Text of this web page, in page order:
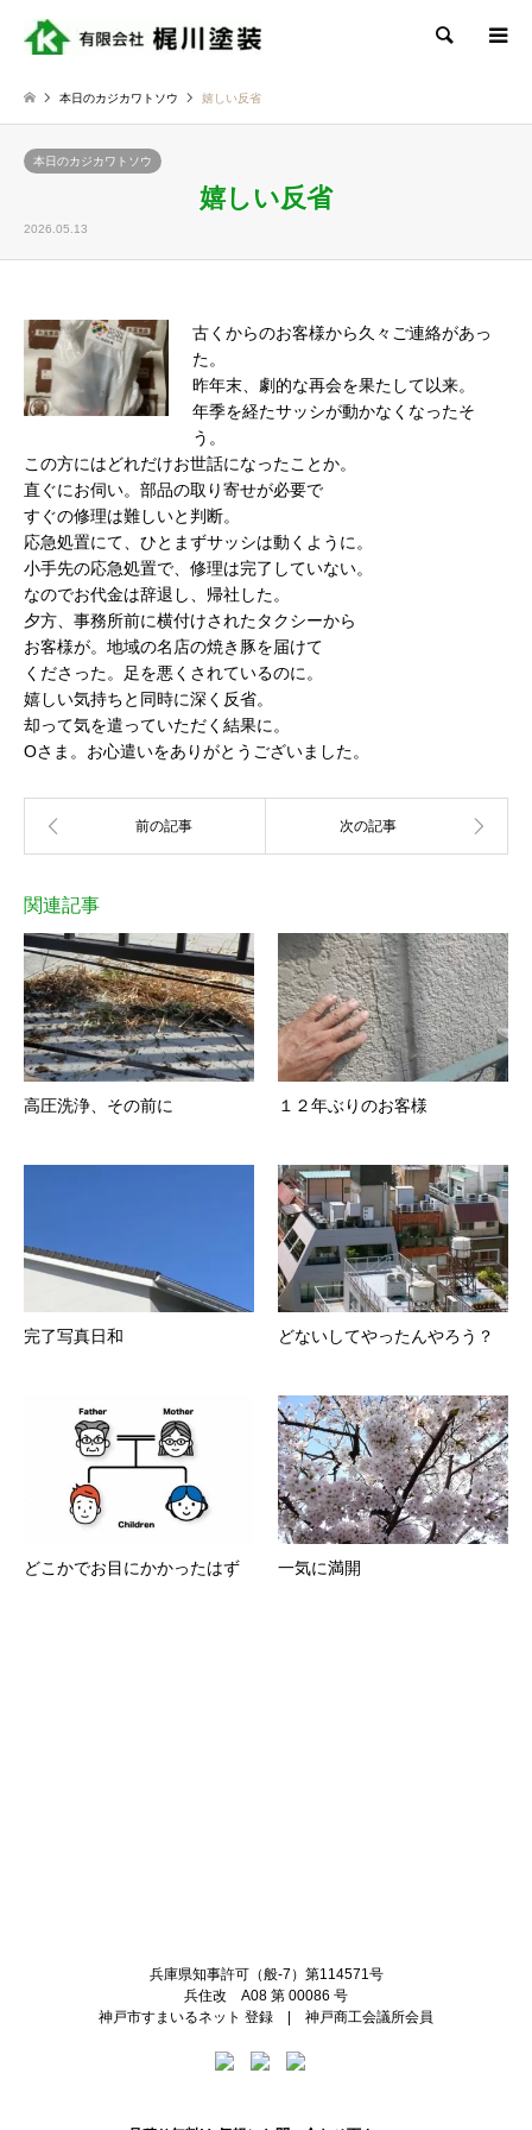
検索
本日のカジカワトソウ 嬉しい反省
本日のカジカワトソウ
嬉しい反省
2026.05.13
古くからのお客様から久々ご連絡があっ
た。
昨年末、劇的な再会を果たして以来。
年季を経たサッシが動かなくなったそ
う。
この方にはどれだけお世話になったことか。
直ぐにお伺い。部品の取り寄せが必要で
すぐの修理は難しいと判断。
応急処置にて、ひとまずサッシは動くように。
小手先の応急処置で、修理は完了していない。
なのでお代金は辞退し、帰社した。
夕方、事務所前に横付けされたタクシーから
お客様が。地域の名店の焼き豚を届けて
くださった。足を悪くされているのに。
嬉しい気持ちと同時に深く反省。
却って気を遣っていただく結果に。
Oさま。お心遣いをありがとうございました。
関連記事
高圧洗浄、その前に １２年ぶりのお客様
完了写真日和 どないしてやったんやろう？
どこかでお目にかかったはず 一気に満開
兵庫県知事許可（般-7）第114571号
兵住改 A08 第 00086 号
神戸市すまいるネット 登録 | 神戸商工会議所会員